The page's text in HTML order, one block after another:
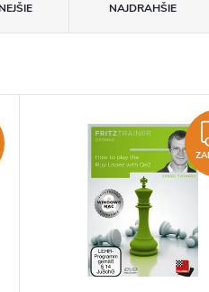
NAJDRAHŠIE